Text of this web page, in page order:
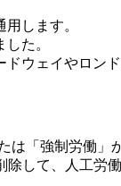
します。
た。
ウェイやロン
は「強制労働
除して、人工労